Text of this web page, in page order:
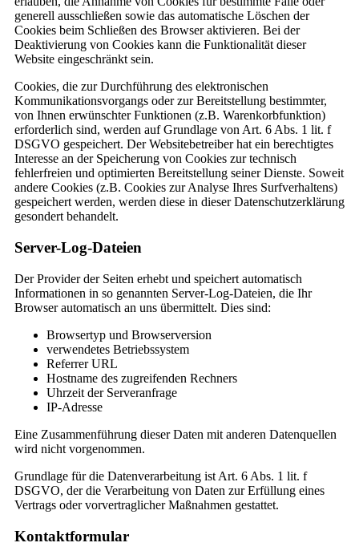
generell ausschließen sowie das automatische Löschen der
Cookies beim Schließen des Browser aktivieren. Bei der
Deaktivierung von Cookies kann die Funktionalität dieser
Website eingeschränkt sein.
Cookies, die zur Durchführung des elektronischen
Kommunikationsvorgangs oder zur Bereitstellung bestimmter,
von Ihnen erwünschter Funktionen (z.B. Warenkorbfunktion)
erforderlich sind, werden auf Grundlage von Art. 6 Abs. 1 lit. f
DSGVO gespeichert. Der Websitebetreiber hat ein berechtigtes
Interesse an der Speicherung von Cookies zur technisch
fehlerfreien und optimierten Bereitstellung seiner Dienste. Soweit
andere Cookies (z.B. Cookies zur Analyse Ihres Surfverhaltens)
gespeichert werden, werden diese in dieser Datenschutzerklärung
gesondert behandelt.
Server-Log-Dateien
Der Provider der Seiten erhebt und speichert automatisch
Informationen in so genannten Server-Log-Dateien, die Ihr
Browser automatisch an uns übermittelt. Dies sind:
Browsertyp und Browserversion
verwendetes Betriebssystem
Referrer URL
Hostname des zugreifenden Rechners
Uhrzeit der Serveranfrage
IP-Adresse
Eine Zusammenführung dieser Daten mit anderen Datenquellen
wird nicht vorgenommen.
Grundlage für die Datenverarbeitung ist Art. 6 Abs. 1 lit. f
DSGVO, der die Verarbeitung von Daten zur Erfüllung eines
Vertrags oder vorvertraglicher Maßnahmen gestattet.
Kontaktformular